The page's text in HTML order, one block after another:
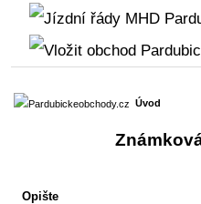
Úvod
Opište